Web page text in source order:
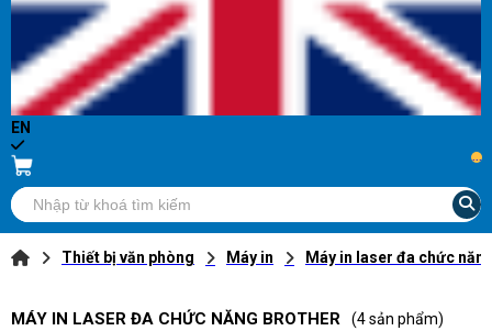
EN
...
Thiết bị văn phòng Máy in Máy in laser đa chức
MÁY IN LASER ĐA CHỨC NĂNG BROTHER (4 sản phẩm)